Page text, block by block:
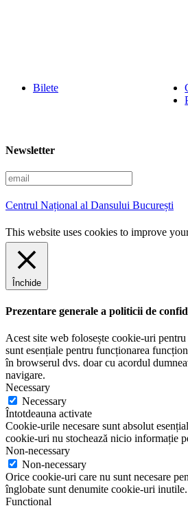
Bilete
Newsletter
E
m
a
i
l
Centrul Național al Dansului București
This website uses cookies to improve
Închide
Prezentare generale a politicii de
Acest site web folosește cookie-uri
sunt esențiale pentru funcționarea
în browserul dvs. doar cu acordul
navigare.
Necessary
Necessary
Întotdeauna activate
Cookie-urile necesare sunt absolut
cookie-uri nu stochează nicio informație
Non-necessary
Non-necessary
Orice cookie-uri care nu sunt necesare
înglobate sunt denumite cookie-uri
Functional